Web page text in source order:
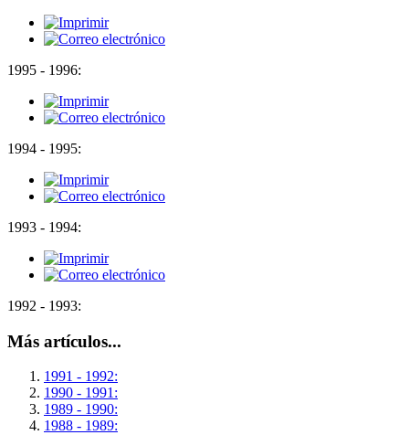
1995 - 1996:
1994 - 1995:
1993 - 1994:
1992 - 1993:
Más artículos...
1991 - 1992:
1990 - 1991:
1989 - 1990:
1988 - 1989: